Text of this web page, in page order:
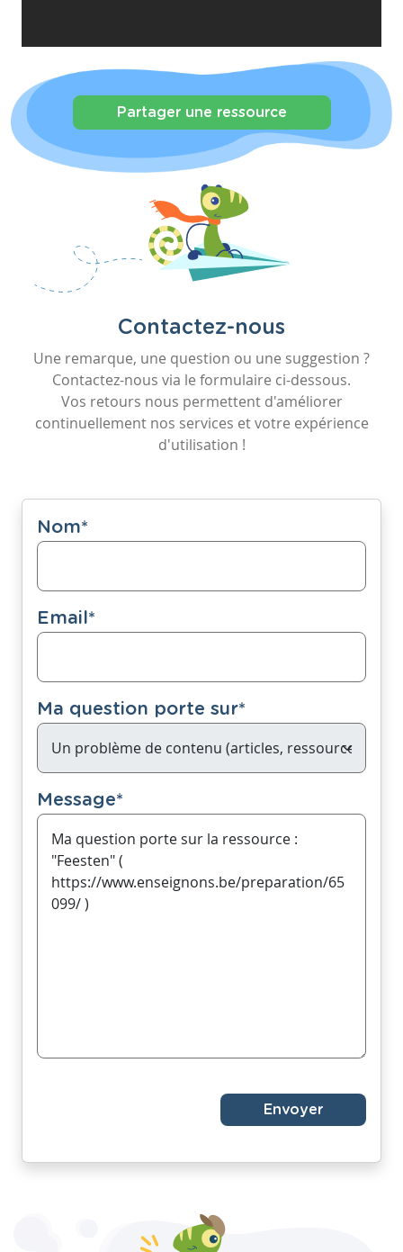
Partager une ressource
Contactez-nous
Une remarque, une question ou une suggestion ?
Contactez-nous via le formulaire ci-dessous.
Vos retours nous permettent d'améliorer
continuellement nos services et votre expérience
d'utilisation !
Nom*
Email*
Ma question porte sur*
Message*
Envoyer